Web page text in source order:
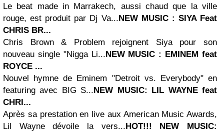
Le beat made in Marrakech, aussi chaud que la ville
rouge, est produit par Dj Va...NEW MUSIC : SIYA Feat
CHRIS BR...
Chris Brown & Problem rejoignent Siya pour son
nouveau single "Nigga Li...NEW MUSIC : EMINEM feat
ROYCE ...
Nouvel hymne de Eminem "Detroit vs. Everybody" en
featuring avec BIG S...NEW MUSIC: LIL WAYNEfeat
CHRI...
Après sa prestation en live aux American Music Awards,
Lil Wayne dévoile la vers...HOT!!! NEW MUSIC: